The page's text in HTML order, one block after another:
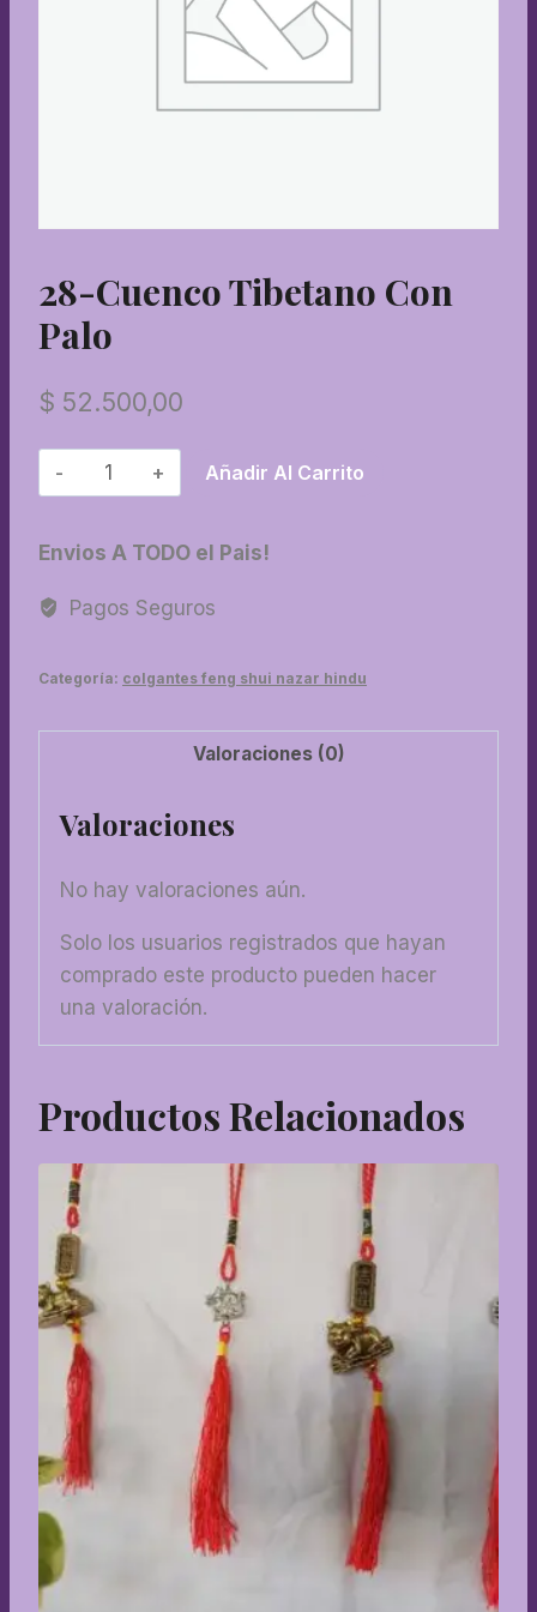
28-Cuenco Tibetano Con
Palo
$ 52.500,00
28-
Cuenco
con
cantidad
Añadir Al Carrito
Envios A TODO el Pais!
Pagos Seguros
Categoría: colgantes feng shui nazar hindu
Valoraciones (0)
Valoraciones
No hay valoraciones aún.
Solo los usuarios registrados que hayan
comprado este producto pueden hacer
una valoración.
Productos Relacionados